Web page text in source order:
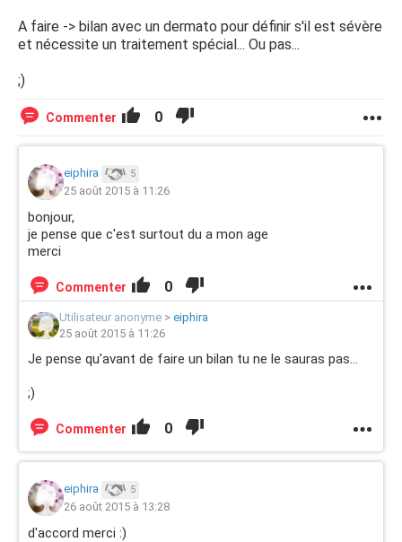
A faire -> bilan avec un dermato pour définir s'il est sévère
et nécessite un traitement spécial... Ou pas...
;)
Commenter 0
eiphira 5
25 août 2015 à 11:26
bonjour,
je pense que c'est surtout du a mon age
merci
Commenter 0
Utilisateur anonyme > eiphira
25 août 2015 à 11:26
Je pense qu'avant de faire un bilan tu ne le sauras pas...
;)
Commenter 0
eiphira 5
26 août 2015 à 13:28
d'accord merci :)